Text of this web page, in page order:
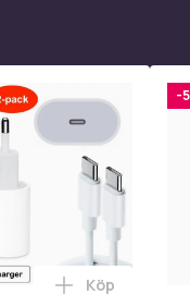
och
25W lightning -
/ 15 Snabbladdare
Lägg till 2-
Köp
-